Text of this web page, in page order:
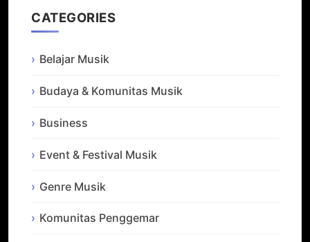
CATEGORIES
Belajar Musik
Budaya & Komunitas Musik
Business
Event & Festival Musik
Genre Musik
Komunitas Penggemar